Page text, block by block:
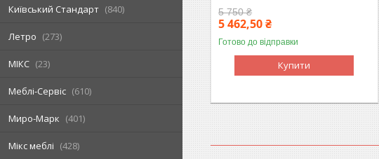
Київський Стандарт 840
Летро 273
МІКС 23
Меблі-Сервіс 610
Миро-Марк 401
Мікс меблі 428
5 750 ₴
5 462,50 ₴
Готово до відправки
Купити